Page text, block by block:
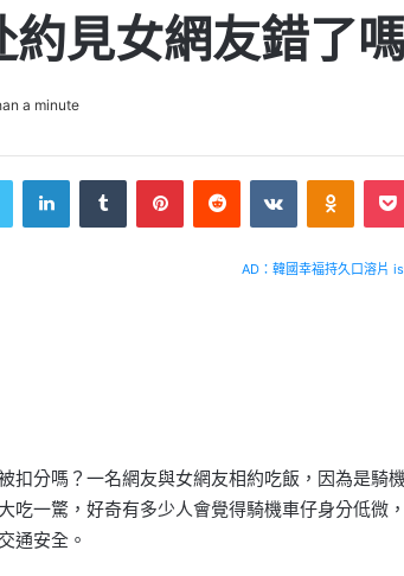
約見女網友錯了
a minute
AD：韓國幸福持久口溶片
扣分嗎？一名網友與女網友相約吃飯，因為是騎
吃一驚，好奇有多少人會覺得騎機車仔身分低微
通安全。